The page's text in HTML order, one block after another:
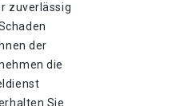
zuverlässig
der
die
Sie